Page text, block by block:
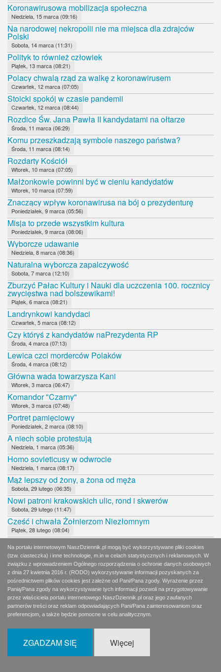
Koronawirusowa mobilizacja społeczna
Niedziela, 15 marca (09:16)
Na narodowej nekropolii nie ma miejsca dla zdrajców
Polski
Sobota, 14 marca (11:31)
Polityk to również człowiek
Piątek, 13 marca (08:21)
Polacy chwalą rząd za walkę z koronawirusem
Czwartek, 12 marca (07:05)
Stoicki spokój w czasie pandemii
Czwartek, 12 marca (08:44)
Rozdice Św. Jana Pawła II kandydatami na ołtarze
Środa, 11 marca (06:29)
Komu przeszkadzają symbole naszego państwa?
Środa, 11 marca (08:14)
Rozdarty Kościół
Wtorek, 10 marca (07:05)
Małżonkowie powinni być w cieniu kandydatów
Wtorek, 10 marca (07:59)
Znaczący wpływ koronawirusa na bój o prezydenturę
Poniedziałek, 9 marca (05:56)
Misja to przede wszystkim kultura
Poniedziałek, 9 marca (08:06)
Wyborcze udawanie
Niedziela, 8 marca (08:36)
Naturalna wyborcza zapalczywość
Sobota, 7 marca (12:10)
Zburzyć Pałac Kultury i Nauki dla uczczenia 100. rocznicy
zwycięstwa nad bolszewikami!
Piątek, 6 marca (08:21)
Landrynkowi kandydaci
Czwartek, 5 marca (08:12)
Czy któryś z kandydatów naPrezydenta RP
Środa, 4 marca (07:13)
Lewica czci morderców Polaków
Środa, 4 marca (08:12)
Główna wada towarzysza Kani
Wtorek, 3 marca (06:47)
Komandor "Czarny"
Wtorek, 3 marca (07:48)
Portret pamięciowy
Poniedziałek, 2 marca (08:10)
A niech sobie protestują
Niedziela, 1 marca (05:36)
Homo sovieticusy w odwrocie
Niedziela, 1 marca (08:17)
Mąż lepszy od żony, a żona od męża
Sobota, 29 lutego (06:35)
Nowi patroni krakowskich ulic, rond i skwerów
Sobota, 29 lutego (11:47)
Cześć i chwała Żołnierzom Niezłomnym
Piątek, 28 lutego (08:04)
Kto pojedzie do Katynia i do Smoleńska?
Czwartek, 27 lutego (08:17)
Coś zgrzyta
Środa, 26 lutego (08:13)
Mecz hokeja na zamarzniętej tafli Morskiego Oka
Wtorek, 25 lutego (08:00)
Bojaźliwy Tusk
Poniedziałek, 24 lutego (08:18)
Naturalny kłopot rządzących z NIK
Na portalu internetowym NaszDziennik.pl mogą być wykorzystywane pliki cookies
(tzw. ciasteczka) i inne technologie, m.in w celach statystycznych i reklamowych. W
związku z wprowadzeniem Ogólnego rozporządzenia o ochronie danych osobowych
z dnia 27 kwietnia 2016 r. (RODO) wykorzystywanie informacji pozyskanych za
pośrednictwem plików cookies jest zależne od Pani/Pana zgody. Wyrażenie przez
Panią/Pana zgody na wykorzystywanie tych informacji pozwoli na przygotowywanie
przez właściciela portalu internetowego NaszDziennik.pl oraz jego zaufanych
partnerów treści oraz reklam odpowiadających Pani/Pana zainteresowaniom oraz
preferencjom, a także będzie pomocne w celu analitycznym.
ZGADZAM SIĘ Więcej